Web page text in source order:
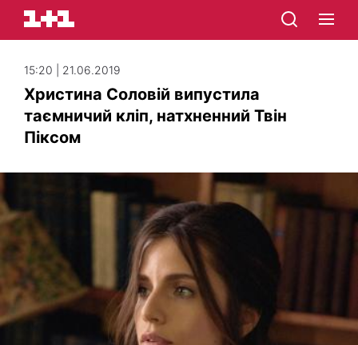
15:20 | 21.06.2019
Христина Соловій випустила
таємничий кліп, натхненний Твін
Піксом